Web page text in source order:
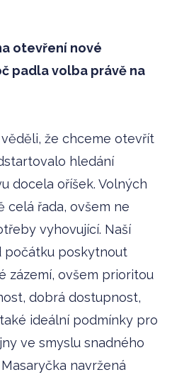
otevření nové
padla volba právě na
že chceme otevřít
hledání
docela oříšek. Volných
celá řada, ovšem ne
vyhovující. Naší
počátku poskytnout
zázemí, ovšem prioritou
dobrá dostupnost,
ideální podmínky pro
ve smyslu snadného
navržená